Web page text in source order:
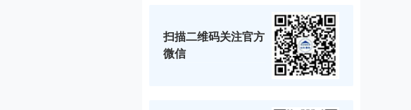
扫描二维码关注官方
微信